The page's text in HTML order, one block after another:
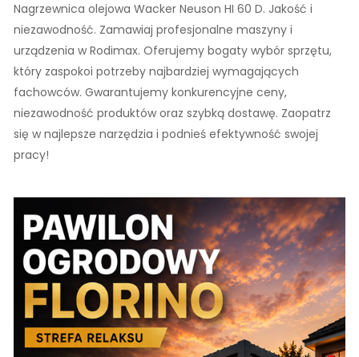
Nagrzewnica olejowa Wacker Neuson HI 60 D. Jakość i
niezawodność. Zamawiaj profesjonalne maszyny i
urządzenia w Rodimax. Oferujemy bogaty wybór sprzętu,
który zaspokoi potrzeby najbardziej wymagających
fachowców. Gwarantujemy konkurencyjne ceny,
niezawodność produktów oraz szybką dostawę. Zaopatrz
się w najlepsze narzędzia i podnieś efektywność swojej
pracy!